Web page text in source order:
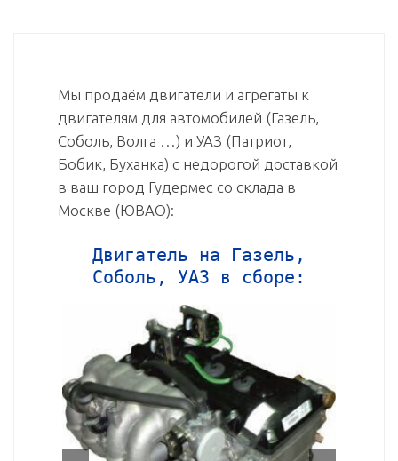
Мы продаём двигатели и агрегаты к
двигателям для автомобилей (Газель,
Соболь, Волга …) и УАЗ (Патриот,
Бобик, Буханка) с недорогой доставкой
в ваш город Гудермес со склада в
Москве (ЮВАО):
Двигатель на Газель,
Соболь, УАЗ в сборе: